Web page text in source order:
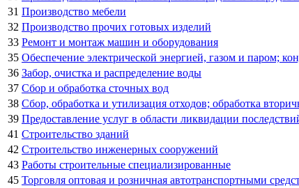
31 Производство мебели
32 Производство прочих готовых изделий
33 Ремонт и монтаж машин и оборудования
35 Обеспечение электрической энергией, газом и паром;
36 Забор, очистка и распределение воды
37 Сбор и обработка сточных вод
38 Сбор, обработка и утилизация отходов; обработка
39 Предоставление услуг в области ликвидации
41 Строительство зданий
42 Строительство инженерных сооружений
43 Работы строительные специализированные
45 Торговля оптовая и розничная автотранспортными